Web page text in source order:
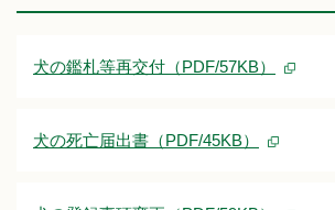
犬の鑑札等再交付（PDF/57KB）
犬の死亡届出書（PDF/45KB）